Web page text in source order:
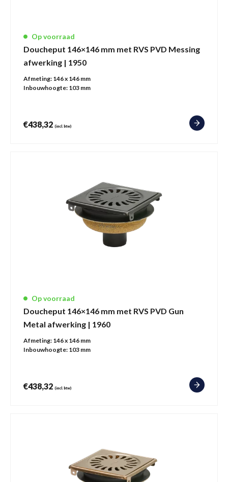
Op voorraad
Doucheput 146×146 mm met RVS PVD Messing
afwerking | 1950
Afmeting: 146 x 146 mm
Inbouwhoogte: 103 mm
€438,32 (incl. btw)
Op voorraad
Doucheput 146×146 mm met RVS PVD Gun
Metal afwerking | 1960
Afmeting: 146 x 146 mm
Inbouwhoogte: 103 mm
€438,32 (incl. btw)